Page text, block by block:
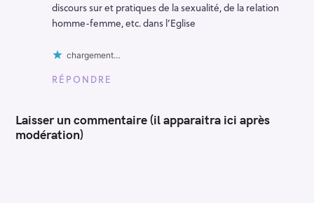
discours sur et pratiques de la sexualité, de la relation
homme-femme, etc. dans l’Eglise
chargement…
RÉPONDRE
Laisser un commentaire (il apparaitra ici après
modération)